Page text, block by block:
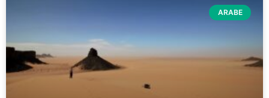
ARABE